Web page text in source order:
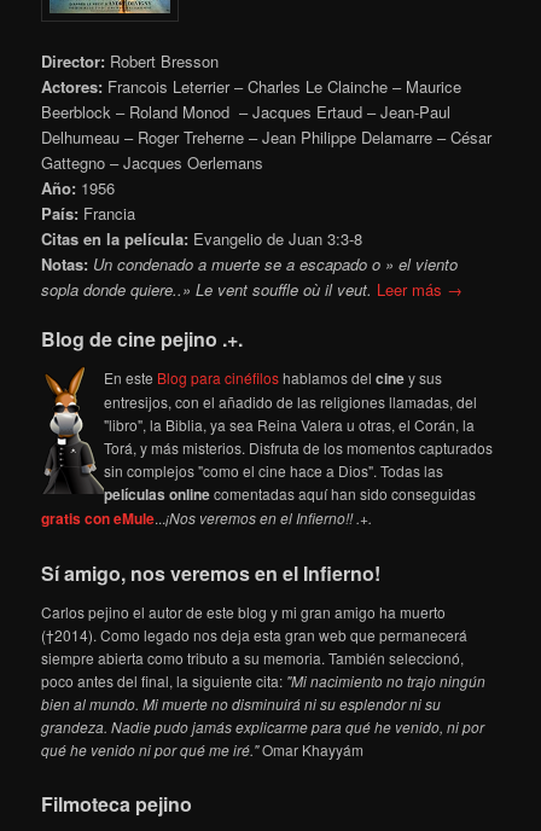
Director: Robert Bresson
Actores: Francois Leterrier – Charles Le Clainche – Maurice
Beerblock – Roland Monod – Jacques Ertaud – Jean-Paul
Delhumeau – Roger Treherne – Jean Philippe Delamarre – César
Gattegno – Jacques Oerlemans
Año: 1956
País: Francia
Citas en la película: Evangelio de Juan 3:3-8
Notas: Un condenado a muerte se a escapado o » el viento
sopla donde quiere..» Le vent souffle où il veut. Leer más →
Blog de cine pejino .+.
En este Blog para cinéfiloshablamos delciney sus
entresijos, con el añadido de las religiones llamadas, del
"libro", la Biblia, ya sea Reina Valera u otras, el Corán, la
Torá, y más misterios. Disfruta de los momentos capturados
sin complejos "como el cine hace a Dios". Todas las
películas onlinecomentadas aquí han sido conseguidas
gratis con eMule...¡Nos veremos en el Infierno!! .+.
Sí amigo, nos veremos en el Infierno!
Carlos pejino el autor de este blog y mi gran amigo ha muerto
(†2014). Como legado nos deja esta gran web que permanecerá
siempre abierta como tributo a su memoria. También seleccionó,
poco antes del final, la siguiente cita: "Mi nacimiento no trajo ningún
bien al mundo. Mi muerte no disminuirá ni su esplendor ni su
grandeza. Nadie pudo jamás explicarme para qué he venido, ni por
qué he venido ni por qué me iré."Omar Khayyám
Filmoteca pejino